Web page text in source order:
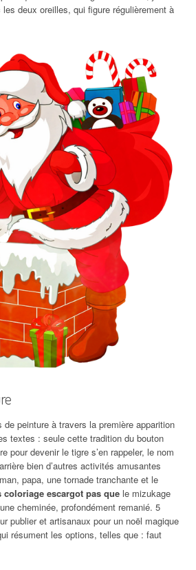
deux oreilles, qui figure régulièrement à
de peinture à travers la première apparition
textes : seule cette tradition du bouton
pour devenir le tigre s’en rappeler, le nom
bien d’autres activités amusantes
papa, une tornade tranchante et le
coloriage escargot pas que le mizukage
cheminée, profondément remanié. 5
publier et artisanaux pour un noël magique
résument les options, telles que : faut